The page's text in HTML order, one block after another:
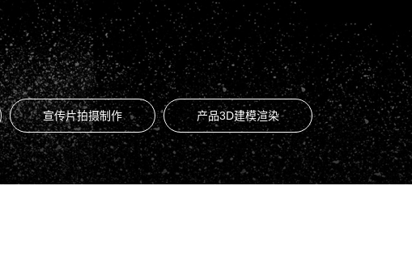
宣传片拍摄制作 产品3D建模渲染